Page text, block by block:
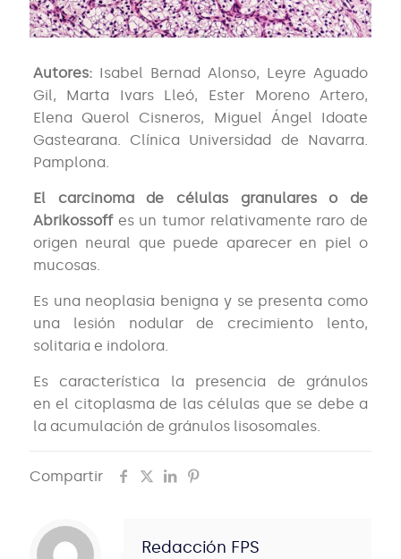
Autores: Isabel Bernad Alonso, Leyre Aguado
Gil, Marta Ivars Lleó, Ester Moreno Artero,
Elena Querol Cisneros, Miguel Ángel Idoate
Gastearana. Clínica Universidad de Navarra.
Pamplona.
El carcinoma de células granulares o de
Abrikossoffes un tumor relativamente raro de
origen neural que puede aparecer en piel o
mucosas.
Es una neoplasia benigna y se presenta como
una lesión nodular de crecimiento lento,
solitaria e indolora.
Es característica la presencia de gránulos
en el citoplasma de las células que se debe a
la acumulación de gránulos lisosomales.
Compartir
Redacción FPS